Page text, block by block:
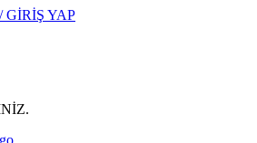
GİRİŞ YAP